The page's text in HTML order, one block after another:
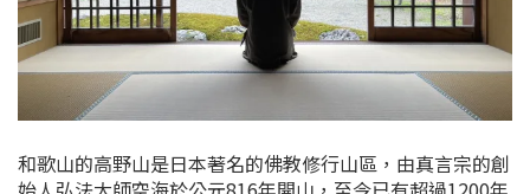
和歌山的高野山是日本著名的佛教修行山區，由真言宗的創